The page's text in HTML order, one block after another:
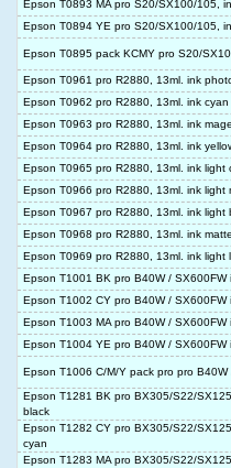
Epson T0893 MA pro S20/SX100/105,
Epson T0894 YE pro S20/SX100/105,
Epson T0895 pack KCMY pro S20/
Epson T0961 pro R2880, 13ml. ink
Epson T0962 pro R2880, 13ml. ink cyan
Epson T0963 pro R2880, 13ml. ink
Epson T0964 pro R2880, 13ml. ink
Epson T0965 pro R2880, 13ml. ink light
Epson T0966 pro R2880, 13ml. ink light
Epson T0967 pro R2880, 13ml. ink light
Epson T0968 pro R2880, 13ml. ink
Epson T0969 pro R2880, 13ml. ink light
Epson T1001 BK pro B40W / SX600FW
Epson T1002 CY pro B40W / SX600FW
Epson T1003 MA pro B40W / SX600FW
Epson T1004 YE pro B40W / SX600FW
Epson T1006 C/M/Y pack pro pro B40W
Epson T1281 BK pro BX305/S22/
black
Epson T1282 CY pro BX305/S22/
cyan
Epson T1283 MA pro BX305/S22/